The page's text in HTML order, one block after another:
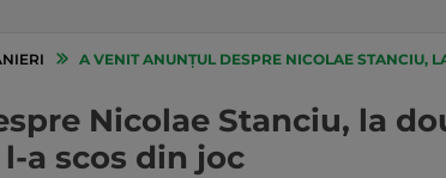
A VENIT ANUNȚUL DESPRE NICOLAE STANCIU, LA
Nicolae Stanciu, la
a scos din joc